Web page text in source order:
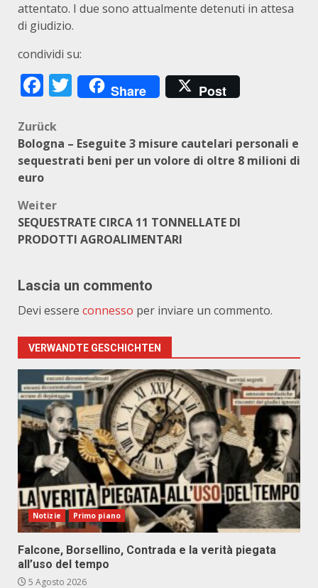
attentato. I due sono attualmente detenuti in attesa
di giudizio.
condividi su:
Facebook
Twitter
Share Post
Beitragsnavigation
Zurück
Bologna – Eseguite 3 misure cautelari personali e
sequestrati beni per un volore di oltre 8 milioni di
euro
Weiter
SEQUESTRATE CIRCA 11 TONNELLATE DI
PRODOTTI AGROALIMENTARI
Lascia un commento
Devi essere connesso per inviare un commento.
VERWANDTE GESCHICHTEN
Notizie Primo piano
Falcone, Borsellino, Contrada e la verità piegata
all’uso del tempo
5 Agosto 2026